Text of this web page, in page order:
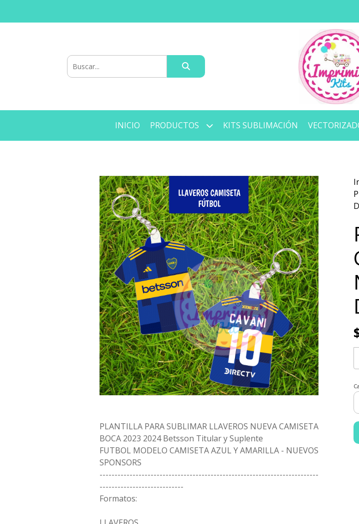
INICIO PRODUCTOS KITS SUBLIMACIÓN
PLANTILLA PARA SUBLIMAR LLAVEROS NUEVA CAMISETA
BOCA 2023 2024 Betsson Titular y Suplente
FUTBOL MODELO CAMISETA AZUL Y AMARILLA - NUEVOS
SPONSORS
-------------------------------------------------------------------------
----------------------------
Formatos: